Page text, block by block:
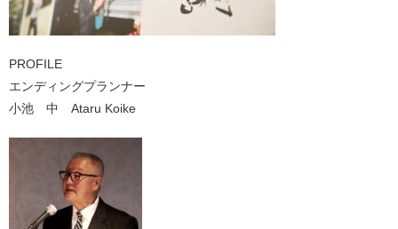
PROFILE
エンディングプランナー
小池 中 Ataru Koike